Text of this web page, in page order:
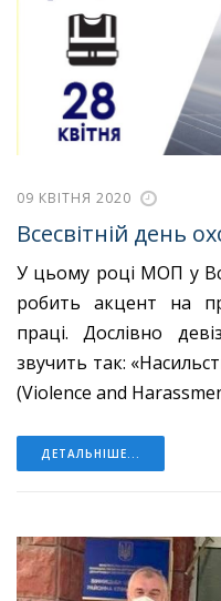
09 КВІТНЯ 2020
Всесвітній день
У цьому році МОП у
робить акцент на
праці. Дослівно
звучить так:
(Violence and
ДЕТАЛЬНІШЕ...